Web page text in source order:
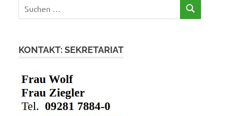
nach:
SUCHEN
KONTAKT: SEKRETARIAT